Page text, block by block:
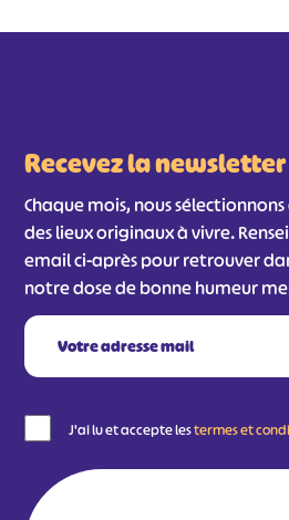
Recevez la
Chaque mois, nous
des lieux originaux à vivre.
email ci-après pour retrouver
notre dose de bonne humeur
J'ai lu et accepte lestermes et